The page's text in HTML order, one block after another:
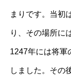
まりです。当初
り、その場所に
1247年には将軍
しました。その